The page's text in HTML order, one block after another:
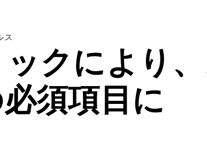
ス
クにより
須項目に